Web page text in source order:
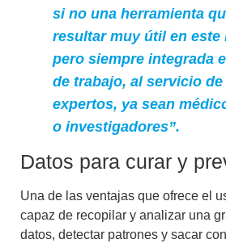
si no una herramienta
resultar muy útil en este
pero siempre integrada
de trabajo, al servicio
expertos, ya sean
o investigadores”.
Datos para curar y
Una de las ventajas que ofrece el
capaz de recopilar y analizar una
datos, detectar patrones y sacar